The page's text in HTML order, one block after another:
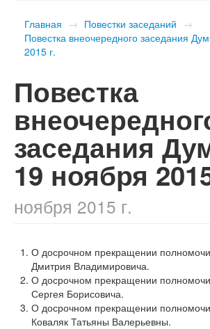
Главная → Повестки заседаний →
Повестка внеочередного заседания
2015 г.
Повестка
заседания
19 ноября
ноября 2015 г.
О досрочном прекращении
Дмитрия Владимировича.
О досрочном прекращении
Сергея Борисовича.
О досрочном прекращении
Коваляк Татьяны Валерьевны.